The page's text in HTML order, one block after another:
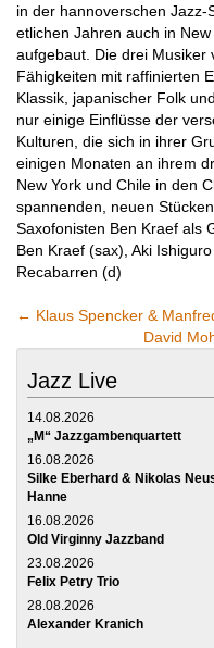
in der hannoverschen
etlichen Jahren auch in
aufgebaut. Die drei Musiker
Fähigkeiten mit raffinierten
Klassik, japanischer Folk
nur einige Einflüsse der
Kulturen, die sich in ihrer
einigen Monaten an ihrem
New York und Chile in den
spannenden, neuen
Saxofonisten Ben Kraef als
Ben Kraef (sax), Aki
Recabarren (d)
← Klaus Spencker &
David
Jazz Live
14.08.2026
„M“ Jazzgambenquartett
16.08.2026
Silke Eberhard & Nikolas
Hanne
16.08.2026
Old Virginny Jazzband
23.08.2026
Felix Petry Trio
28.08.2026
Alexander Kranich